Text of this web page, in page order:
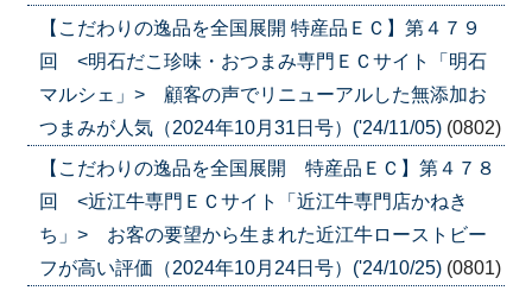
【こだわりの逸品を全国展開 特産品ＥＣ】第４７９
回 <明石だこ珍味・おつまみ専門ＥＣサイト「明石
マルシェ」> 顧客の声でリニューアルした無添加お
つまみが人気（2024年10月31日号）('24/11/05) (0802)
【こだわりの逸品を全国展開 特産品ＥＣ】第４７８
回 <近江牛専門ＥＣサイト「近江牛専門店かねき
ち」> お客の要望から生まれた近江牛ローストビー
フが高い評価（2024年10月24日号）('24/10/25) (0801)